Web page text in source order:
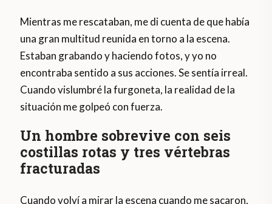
Mientras me rescataban, me di cuenta de que había
una gran multitud reunida en torno a la escena.
Estaban grabando y haciendo fotos, y yo no
encontraba sentido a sus acciones. Se sentía irreal.
Cuando vislumbré la furgoneta, la realidad de la
situación me golpeó con fuerza.
Un hombre sobrevive con seis
costillas rotas y tres vértebras
fracturadas
Cuando volví a mirar la escena cuando me sacaron,